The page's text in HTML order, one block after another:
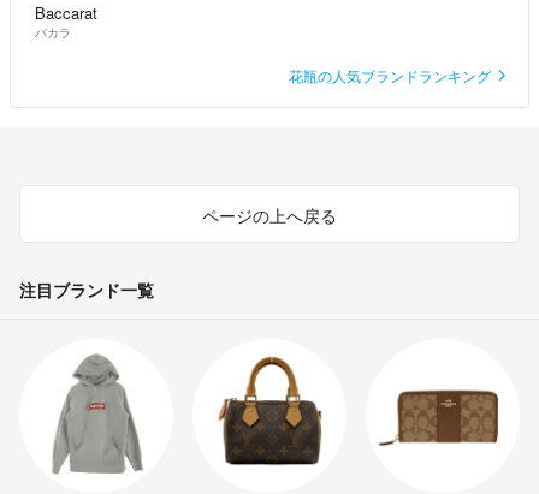
Baccarat
バカラ
花瓶の人気ブランドランキング
ページの上へ戻る
注目ブランド一覧